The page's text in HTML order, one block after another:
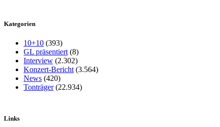
Kategorien
10+10 (393)
GL präsentiert (8)
Interview (2.302)
Konzert-Bericht (3.564)
News (420)
Tonträger(22.934)
Links